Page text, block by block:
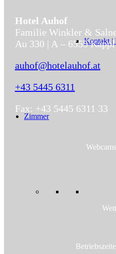
Kontakt |
Zimmer
Hotel Auhof
Familie Winkler &
Au 330 | A – 6555 Kappl
auhof@hotelauhof.at
+43 5445 6311
Fax: +43 5445 6311 33